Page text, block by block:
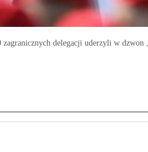
delegacji uderzyli w